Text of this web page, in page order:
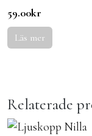
59.00kr
Läs mer
Relaterade